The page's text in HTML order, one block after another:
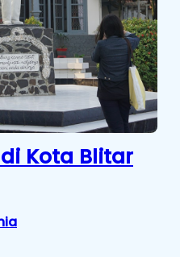
Kota Blitar